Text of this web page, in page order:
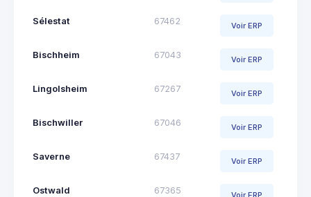
Sélestat 67462 Voir ERP
Bischheim 67043 Voir ERP
Lingolsheim 67267 Voir ERP
Bischwiller 67046 Voir ERP
Saverne 67437 Voir ERP
Ostwald 67365 Voir ERP